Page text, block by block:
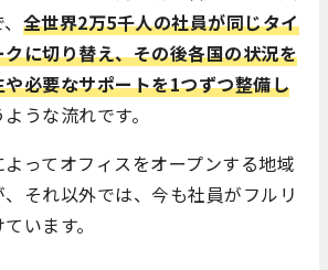
全世界2万5千人の社員が同じタイ
に切り替え、その後各国の状況を
必要なサポートを1つずつ整備し
うな流れです。
ってオフィスをオープンする地域
それ以外では、今も社員がフルリ
います。